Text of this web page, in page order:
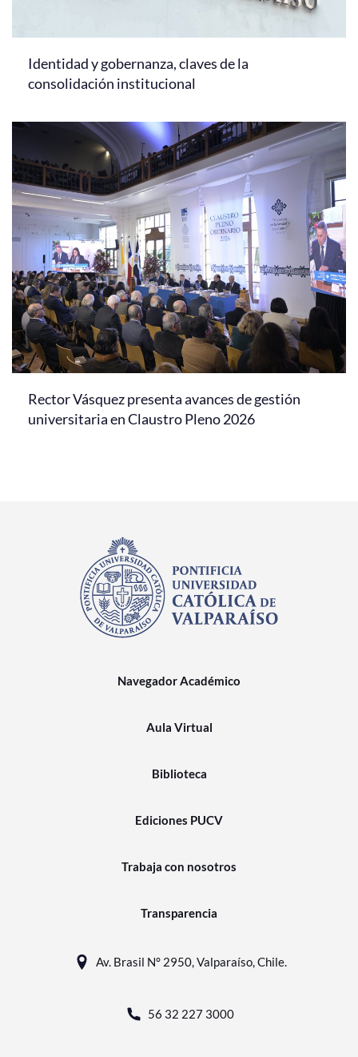
Identidad y gobernanza, claves de la
consolidación institucional
Rector Vásquez presenta avances de gestión
universitaria en Claustro Pleno 2026
Navegador Académico
Aula Virtual
Biblioteca
Ediciones PUCV
Trabaja con nosotros
Transparencia
Av. Brasil N° 2950, Valparaíso, Chile.
56 32 227 3000